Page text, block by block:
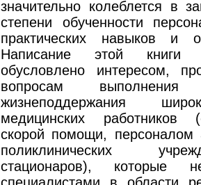
значительно колеблется в
степени обученности
практических навыков и
Написание этой
обусловлено интересом,
вопросам выполнения
жизнеподдержания
медицинских работников
скорой помощи, персоналом
поликлинических
стационаров), которые